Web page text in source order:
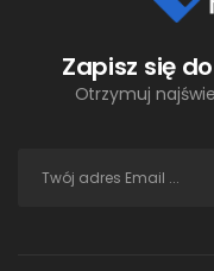
Zapisz się
Otrzymuj